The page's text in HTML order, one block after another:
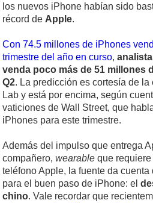
los nuevos iPhone habían sido
récord de Apple.
Con 74.5 millones de iPhones
trimestre del año en curso,
venda poco más de 51 millones
Q2. La predicción es cortesía de
Lab y está por encima, según
vaticiones de Wall Street, que
iPhones para este trimestre.
Además del impulso que entrega
compañero, wearable que
teléfono Apple, la fuente da
para el buen paso de iPhone: el
chino. Vale recordar que